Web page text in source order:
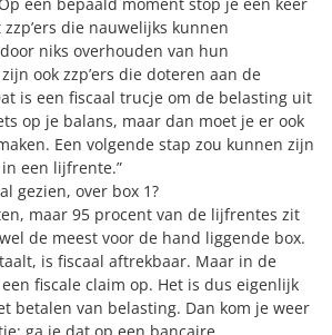
zzp’ers die nauwelijks kunnen
niks overhouden van hun
ook zzp’ers die doteren aan de
is een fiscaal trucje om de belasting uit
op je balans, maar dan moet je er ook
Een volgende stap zou kunnen zijn
een lijfrente.”
gezien, over box 1?
maar 95 procent van de lijfrentes zit
de meest voor de hand liggende box.
is fiscaal aftrekbaar. Maar in de
fiscale claim op. Het is dus eigenlijk
betalen van belasting. Dan kom je weer